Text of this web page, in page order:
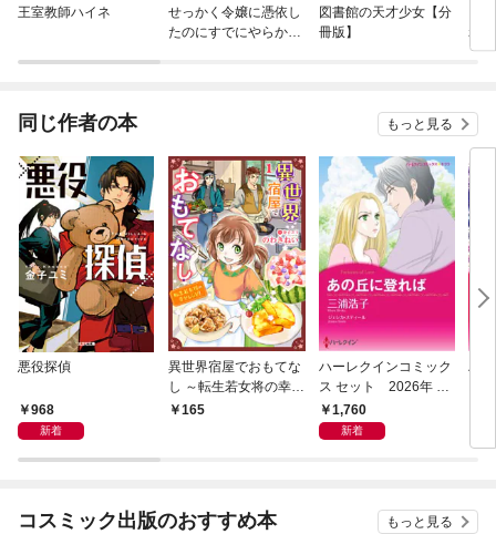
王室教師ハイネ
せっかく令嬢に憑依し
たのにすでにやらかし
図書館の天才少女【分
冊版】
れ
【
同じ作者の本 もっと見る
悪役探偵
968
新着
異世界宿屋でおもてな
し ～転生若女将の幸せ
レシピ！～【単話版】
165
ハーレクインコミック
ス セット 2026年 vo
l.1068
1,760
新着
ハ
コスミック出版のおすすめ本 もっと見る